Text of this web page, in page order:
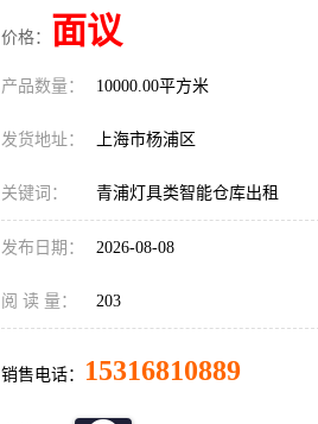
价格： 面议
产品数量： 10000.00平方米
发货地址： 上海市杨浦区
关键词： 青浦灯具类智能仓库出租
发布日期： 2026-08-08
阅 读 量： 203
销售电话： 15316810889